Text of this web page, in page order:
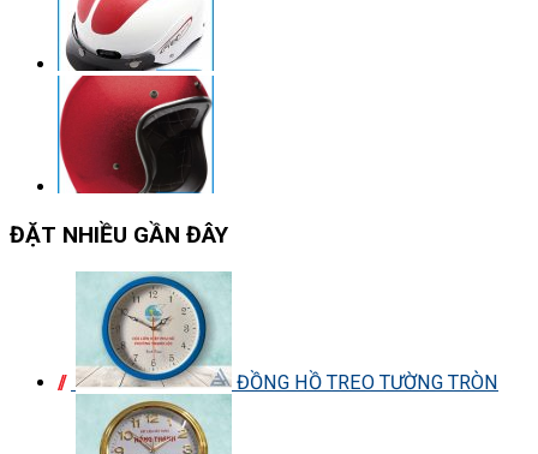
ĐẶT NHIỀU GẦN ĐÂY
ĐỒNG HỒ TREO TƯỜNG TRÒN